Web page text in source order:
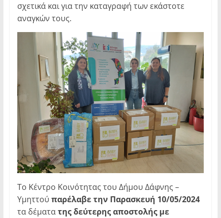
σχετικά και για την καταγραφή των εκάστοτε
αναγκών τους.
Το Κέντρο Κοινότητας του Δήμου Δάφνης –
Υμηττού παρέλαβε την Παρασκευή 10/05/2024
τα δέματατης δεύτερης αποστολής με